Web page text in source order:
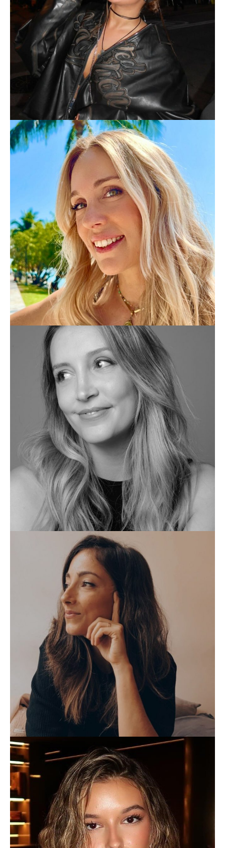
MARTINA GONZÁLEZ
MODA
NURY CALVO
FAMILY
NURIA CASAS
HUMOR
NURIAGARO
FOODIE